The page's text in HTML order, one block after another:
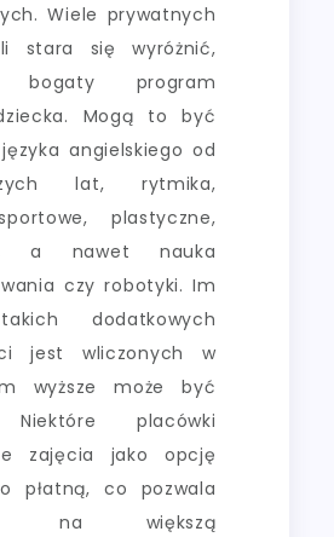
Wiele prywatnych
stara się wyróżnić,
bogaty program
Mogą to być
angielskiego od
lat, rytmika,
plastyczne,
a nawet nauka
czy robotyki. Im
dodatkowych
jest wliczonych w
wyższe może być
Niektóre placówki
zajęcia jako opcję
płatną, co pozwala
na większą